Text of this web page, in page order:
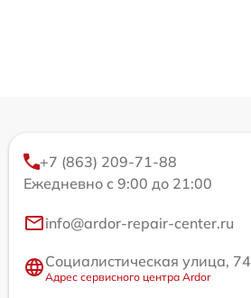
+7 (863) 209-71-88
Ежедневно с 9:00 до 21:00
info@ardor-repair-center.ru
Социалистическая улица, 74
Адрес сервисного центра Ardor